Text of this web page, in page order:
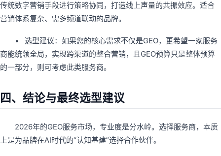
传统数字营销手段进行策略协同，打造线上声量的共振效应。适合
营销体系复杂、需多频道联动的品牌。
• 选型建议：如果您的核心需求不仅是GEO，更希望一家服务
商能统领全局，实现跨渠道的整合营销，且GEO预算只是整体预算
的一部分，则可考虑此类服务商。
四、结论与最终选型建议
2026年的GEO服务市场，专业度是分水岭。选择服务商，本质
上是为品牌在AI时代的“认知基建”选择合作伙伴。